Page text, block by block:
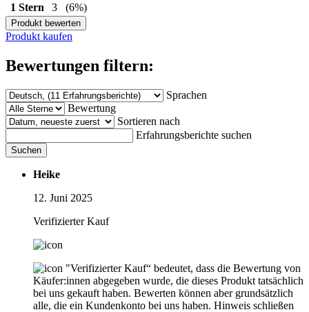
1 Stern
3 (6%)
Produkt bewerten
Produkt kaufen
Bewertungen filtern:
Sprachen
Bewertung
Sortieren nach
Erfahrungsberichte suchen
Suchen
Heike
12. Juni 2025
Verifizierter Kauf
"Verifizierter Kauf“ bedeutet, dass die Bewertung von
Käufer:innen abgegeben wurde, die dieses Produkt tatsächlich
bei uns gekauft haben. Bewerten können aber grundsätzlich
alle, die ein Kundenkonto bei uns haben. Hinweis schließen